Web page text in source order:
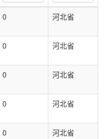
点击菜单更好用
0 河北省
0 河北省
0 河北省
0 河北省
0 河北省